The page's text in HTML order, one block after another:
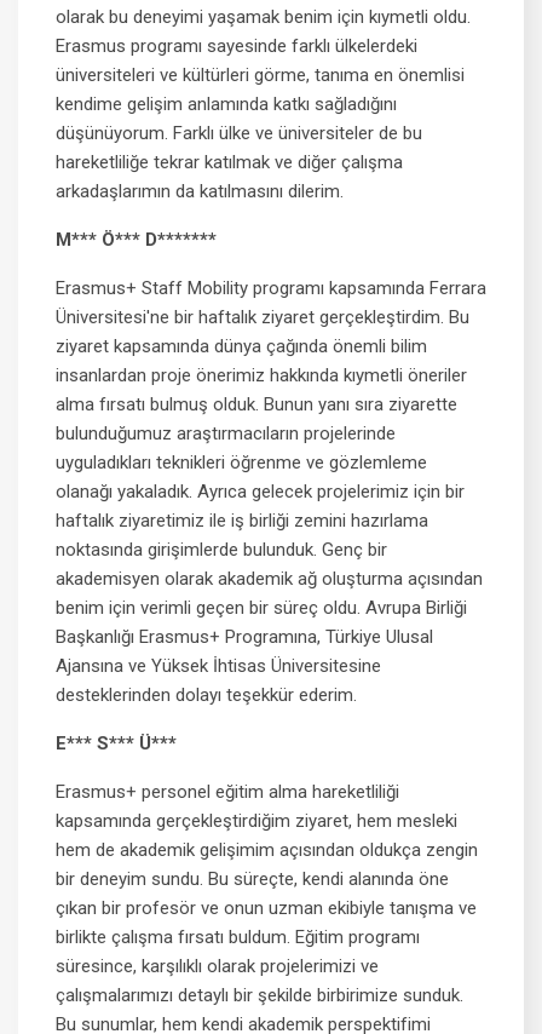
olarak bu deneyimi yaşamak benim için kıymetli oldu.
Erasmus programı sayesinde farklı ülkelerdeki
üniversiteleri ve kültürleri görme, tanıma en önemlisi
kendime gelişim anlamında katkı sağladığını
düşünüyorum. Farklı ülke ve üniversiteler de bu
hareketliliğe tekrar katılmak ve diğer çalışma
arkadaşlarımın da katılmasını dilerim.
M*** Ö*** D*******
Erasmus+ Staff Mobility programı kapsamında Ferrara
Üniversitesi'ne bir haftalık ziyaret gerçekleştirdim. Bu
ziyaret kapsamında dünya çağında önemli bilim
insanlardan proje önerimiz hakkında kıymetli öneriler
alma fırsatı bulmuş olduk. Bunun yanı sıra ziyarette
bulunduğumuz araştırmacıların projelerinde
uyguladıkları teknikleri öğrenme ve gözlemleme
olanağı yakaladık. Ayrıca gelecek projelerimiz için bir
haftalık ziyaretimiz ile iş birliği zemini hazırlama
noktasında girişimlerde bulunduk. Genç bir
akademisyen olarak akademik ağ oluşturma açısından
benim için verimli geçen bir süreç oldu. Avrupa Birliği
Başkanlığı Erasmus+ Programına, Türkiye Ulusal
Ajansına ve Yüksek İhtisas Üniversitesine
desteklerinden dolayı teşekkür ederim.
E*** S*** Ü***
Erasmus+ personel eğitim alma hareketliliği
kapsamında gerçekleştirdiğim ziyaret, hem mesleki
hem de akademik gelişimim açısından oldukça zengin
bir deneyim sundu. Bu süreçte, kendi alanında öne
çıkan bir profesör ve onun uzman ekibiyle tanışma ve
birlikte çalışma fırsatı buldum. Eğitim programı
süresince, karşılıklı olarak projelerimizi ve
çalışmalarımızı detaylı bir şekilde birbirimize sunduk.
Bu sunumlar, hem kendi akademik perspektifimi